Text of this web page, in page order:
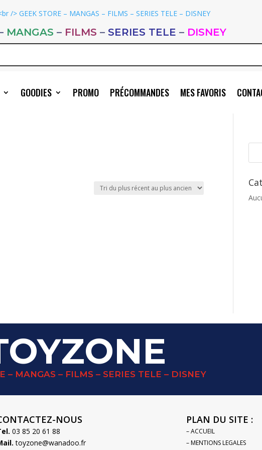
MANGAS – FILMS – SERIES TELE – DISNEY
GOODIES PROMO PRÉCOMMANDES MES FAVORIS
– MANGAS – FILMS – SERIES TELE – DISNEY
NOUS
03 85 20 61 88
toyzone@wanadoo.fr
PLAN DU SITE :
– ACCUEIL
– MENTIONS LEGALES